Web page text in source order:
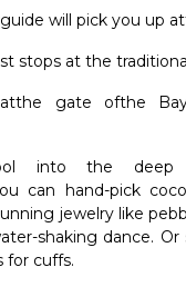
will pick you up
stops at the
gate ofthe
into the deep
can hand-pick
jewelry like
shaking dance.
for cuffs.